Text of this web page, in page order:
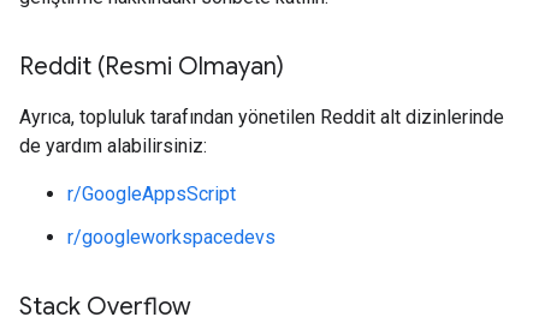
Reddit (Resmi Olmayan)
Ayrıca, topluluk tarafından yönetilen Reddit alt dizinlerinde
de yardım alabilirsiniz:
r/GoogleAppsScript
r/googleworkspacedevs
Stack Overflow